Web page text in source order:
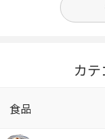
カ
食品